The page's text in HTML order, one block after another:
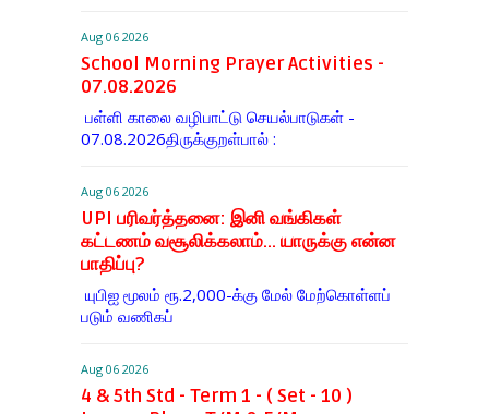
Aug 06 2026
School Morning Prayer Activities -
07.08.2026
பள்ளி காலை வழிபாட்டு செயல்பாடுகள் -
07.08.2026திருக்குறள்பால் :
Aug 06 2026
UPI பரிவர்த்தனை: இனி வங்கிகள்
கட்டணம் வசூலிக்கலாம்... யாருக்கு என்ன
பாதிப்பு?
யுபிஐ மூலம் ரூ.2,000-க்கு மேல் மேற்​கொள்​ளப்​
படும் வணி​கப்
Aug 06 2026
4 & 5th Std - Term 1 - ( Set - 10 )